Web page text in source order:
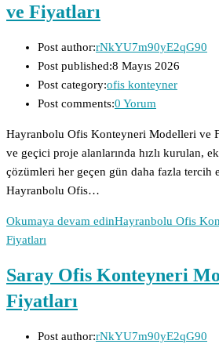
ve Fiyatları
Post author:rNkYU7m90yE2qG90
Post published:8 Mayıs 2026
Post category:ofis konteyner
Post comments:0 Yorum
Hayranbolu Ofis Konteyneri Modelleri ve
ve geçici proje alanlarında hızlı kurulan,
çözümleri her geçen gün daha fazla tercih
Hayranbolu Ofis…
Okumaya devam edinHayranbolu Ofis
Fiyatları
Saray Ofis Konteyneri
Fiyatları
Post author:rNkYU7m90yE2qG90